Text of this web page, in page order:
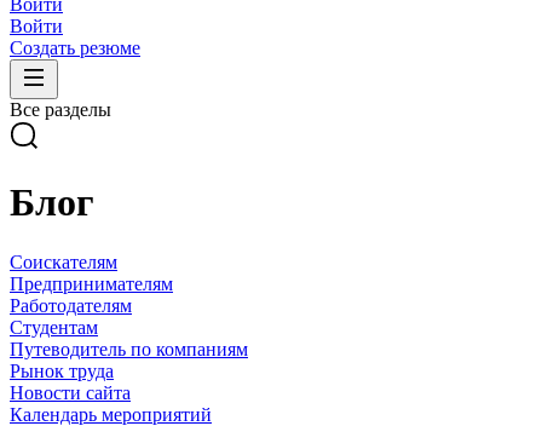
Войти
Войти
Создать резюме
Все разделы
Блог
Соискателям
Предпринимателям
Работодателям
Студентам
Путеводитель по компаниям
Рынок труда
Новости сайта
Календарь мероприятий